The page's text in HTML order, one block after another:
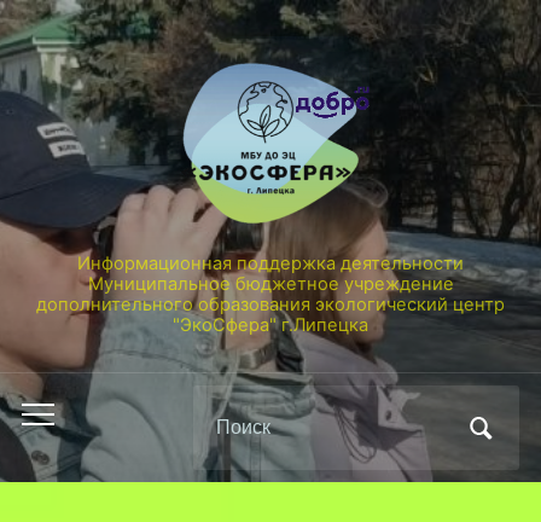
Информационная поддержка деятельности
Муниципальное бюджетное учреждение
дополнительного образования экологический центр
"ЭкоСфера" г.Липецка
Переключить
мобильное
меню
Поиск
по: